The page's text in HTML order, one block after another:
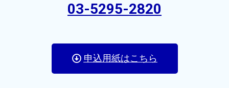
03-5295-2820
申込用紙はこちら